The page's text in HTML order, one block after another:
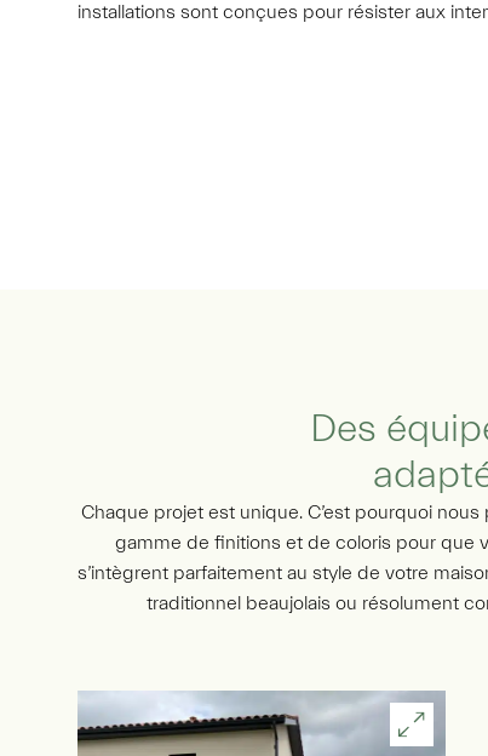
installations sont conçues pour résister aux
Des
Chaque projet est unique. C’est pourquoi
gamme de finitions et de coloris pour que
s’intègrent parfaitement au style de votre
traditionnel beaujolais ou résolument